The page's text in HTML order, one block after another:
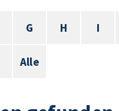
G H I
Alle